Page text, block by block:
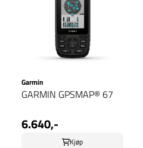
Garmin
GARMIN GPSMAP® 67
6.640,-
Kjøp